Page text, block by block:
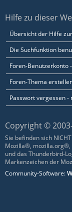
Hilfe zu dieser
Übersicht der Hilfe
Die Suchfunktion
Foren-Benutzerkonto
Foren-Thema
Passwort vergessen
Copyright ©
Sie befinden sich
Mozilla®,
und das Thunderbird-
Markenzeichen der
Community-Software: